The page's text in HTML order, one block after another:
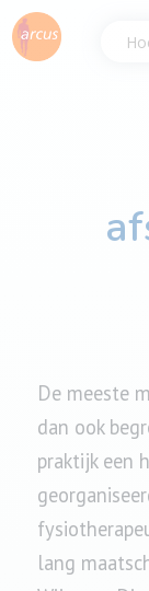
De meeste
dan ook
praktijk een
lang